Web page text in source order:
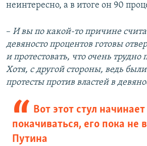
неинтересно, а в итоге он 90
– И вы по какой-то причине
девяносто процентов готовы
и протестовать, что очень трудно
Хотя, с другой стороны, ведь
протесты против властей в
Вот этот стул начинает
покачиваться, его пока не
Путина